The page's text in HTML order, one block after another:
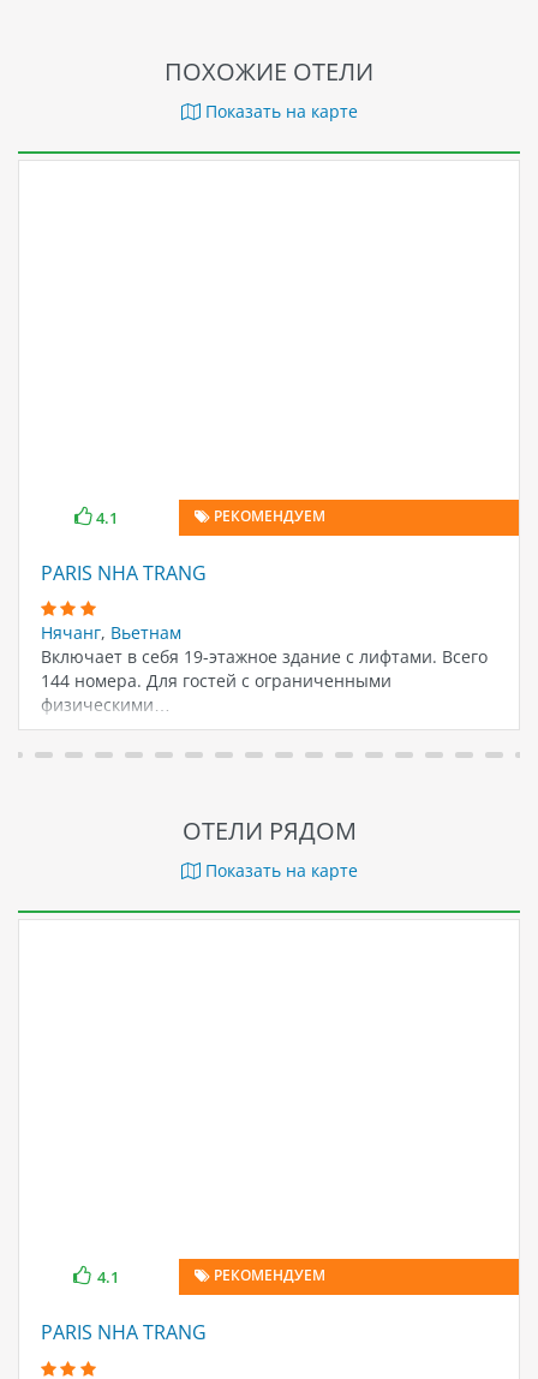
ПОХОЖИЕ ОТЕЛИ
Показать на карте
4.1 РЕКОМЕНДУЕМ
PARIS NHA TRANG
Нячанг, Вьетнам
Включает в себя 19-этажное здание с лифтами. Всего
144 номера. Для гостей с ограниченными
физическими…
ОТЕЛИ РЯДОМ
Показать на карте
4.1 РЕКОМЕНДУЕМ
PARIS NHA TRANG